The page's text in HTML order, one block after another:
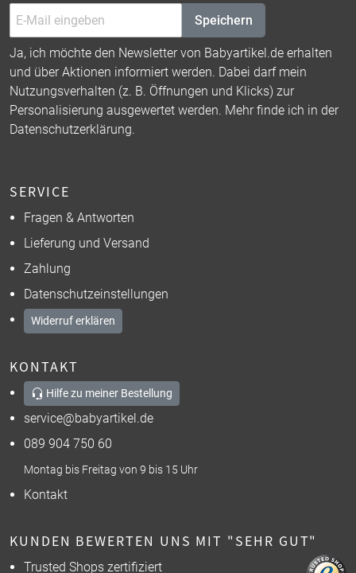
Speichern
Ja, ich möchte den Newsletter von Babyartikel.de erhalten
und über Aktionen informiert werden. Dabei darf mein
Nutzungsverhalten (z. B. Öffnungen und Klicks) zur
Personalisierung ausgewertet werden. Mehr finde ich in der
Datenschutzerklärung.
SERVICE
Fragen & Antworten
Lieferung und Versand
Zahlung
Datenschutzeinstellungen
Widerruf erklären
KONTAKT
Hilfe zu meiner Bestellung
service@babyartikel.de
089 904 750 60
Montag bis Freitag von 9 bis 15 Uhr
Kontakt
KUNDEN BEWERTEN UNS MIT "SEHR GUT"
Trusted Shops zertifiziert